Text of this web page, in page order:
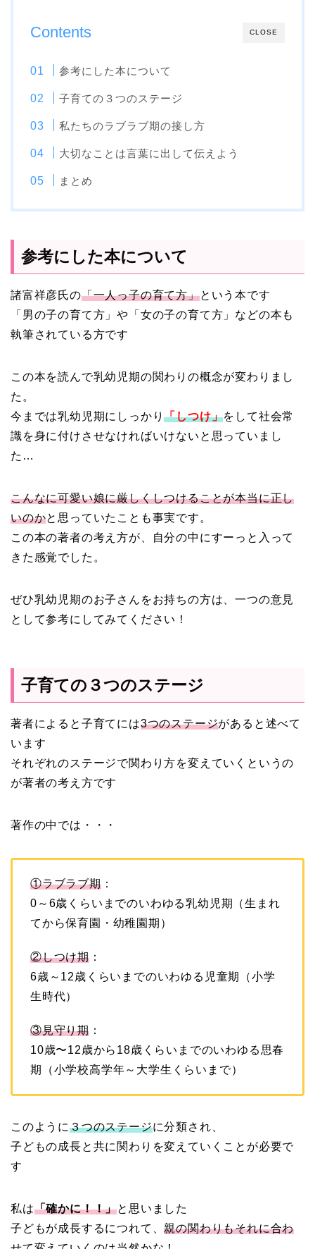
CLOSE
Contents
参考にした本について
子育ての３つのステージ
私たちのラブラブ期の接し方
大切なことは言葉に出して伝えよう
まとめ
参考にした本について
諸富祥彦氏の「一人っ子の育て方」という本です
「男の子の育て方」や「女の子の育て方」などの本も
執筆されている方です
この本を読んで乳幼児期の関わりの概念が変わりまし
た。
今までは乳幼児期にしっかり「しつけ」をして社会常
識を身に付けさせなければいけないと思っていまし
た…
こんなに可愛い娘に厳しくしつけることが本当に正し
いのかと思っていたことも事実です。
この本の著者の考え方が、自分の中にすーっと入って
きた感覚でした。
ぜひ乳幼児期のお子さんをお持ちの方は、一つの意見
として参考にしてみてください！
子育ての３つのステージ
著者によると子育てには3つのステージがあると述べて
います
それぞれのステージで関わり方を変えていくというの
が著者の考え方です
著作の中では・・・
①ラブラブ期：
0～6歳くらいまでのいわゆる乳幼児期（生まれ
てから保育園・幼稚園期）
②しつけ期 ：
6歳～12歳くらいまでのいわゆる児童期（小学
生時代）
③見守り期 ：
10歳〜12歳から18歳くらいまでのいわゆる思春
期（小学校高学年～大学生くらいまで）
このように３つのステージに分類され、
子どもの成長と共に関わりを変えていくことが必要で
す
私は「確かに！！」と思いました
子どもが成長するにつれて、親の関わりもそれに合わ